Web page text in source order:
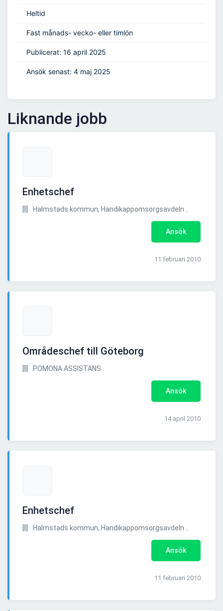
Heltid
Fast månads- vecko- eller timlön
Publicerat: 16 april 2025
Ansök senast: 4 maj 2025
Liknande jobb
Enhetschef
Halmstads kommun, Handikappomsorgsavdeln ..
Ansök
11 februari 2010
Områdeschef till Göteborg
POMONA ASSISTANS
Ansök
14 april 2010
Enhetschef
Halmstads kommun, Handikappomsorgsavdeln ..
Ansök
11 februari 2010